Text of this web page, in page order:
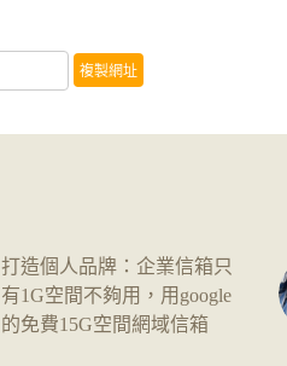
複製網址
打造個人品牌：企業信箱只
有1G空間不夠用，用google
的免費15G空間網域信箱